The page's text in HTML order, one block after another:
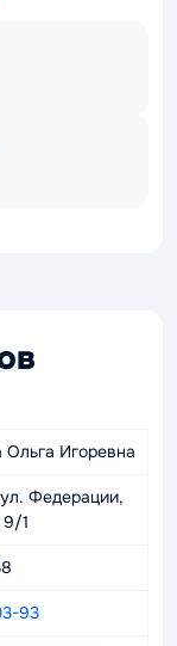
Игоревна
ул. Федерации,
1
93